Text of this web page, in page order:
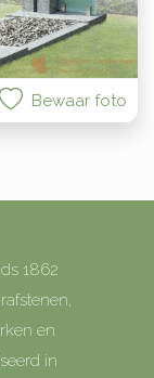
Bewaar foto
1862
en
in